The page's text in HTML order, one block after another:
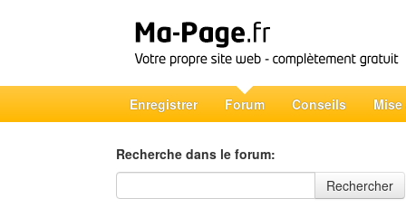
Enregistrer Forum Conseils Mise
Recherche dans le forum:
Recherche dans le forum
Rechercher